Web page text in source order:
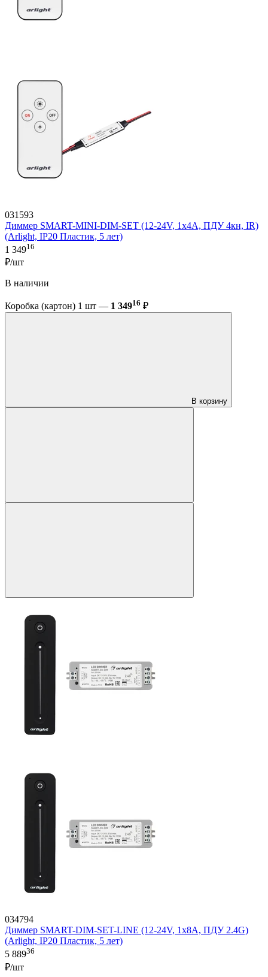
031593
Диммер SMART-MINI-DIM-SET (12-24V, 1x4A, ПДУ 4кн, IR)
(Arlight, IP20 Пластик, 5 лет)
1 34916
₽/шт
В наличии
Коробка (картон) 1 шт — 1 34916 ₽
В корзину
034794
Диммер SMART-DIM-SET-LINE (12-24V, 1x8A, ПДУ 2.4G)
(Arlight, IP20 Пластик, 5 лет)
5 88936
₽/шт